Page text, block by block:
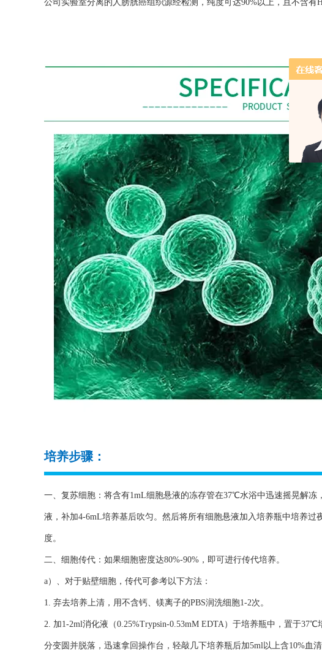
公司实验室分离的人膀胱癌组织源经检测，纯度可达90%以上，且不含有
培养步骤：
一、复苏细胞：将含有1mL细胞悬液的冻存管在37℃水浴中迅速摇晃解冻
液，补加4-6mL培养基后吹匀。然后将所有细胞悬液加入培养瓶中培养
度。
二、细胞传代：如果细胞密度达80%-90%，即可进行传代培养。
a）、对于贴壁细胞，传代可参考以下方法：
1. 弃去培养上清，用不含钙、镁离子的PBS润洗细胞1-2次。
2. 加1-2ml消化液（0.25%Trypsin-0.53mM EDTA）于培养瓶中，置于
分变圆并脱落，迅速拿回操作台，轻敲几下培养瓶后加5ml以上含10%血清